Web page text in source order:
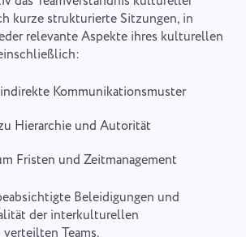
kurze strukturierte Sitzungen, in
relevante Aspekte ihres kulturellen
Kommunikationsmuster
Hierarchie und Autorität
Fristen und Zeitmanagement
Beleidigungen und
der interkulturellen
Teams.